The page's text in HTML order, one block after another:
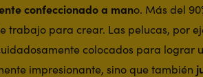
confeccionado a mano. Más del
trabajo para crear. Las pelucas, por
colocados para lograr
impresionante, sino que también